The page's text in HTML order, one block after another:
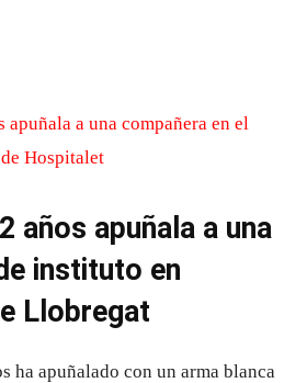
años apuñala a una
instituto en
Llobregat
ha apuñalado con un arma blanca